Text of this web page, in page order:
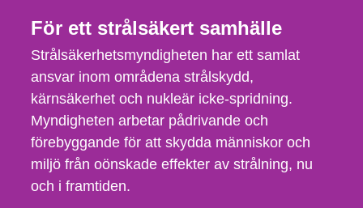
För ett strålsäkert samhälle
Strålsäkerhetsmyndigheten har ett samlat
ansvar inom områdena strålskydd,
kärnsäkerhet och nukleär icke-spridning.
Myndigheten arbetar pådrivande och
förebyggande för att skydda människor och
miljö från oönskade effekter av strålning, nu
och i framtiden.